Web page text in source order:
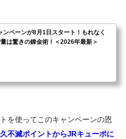
ンペーンが8月1日スタート！もれなく
は驚きの錬金術！＜2026年最新＞
を使ってこのキャンペーンの恩
不滅ポイントからJRキューポに